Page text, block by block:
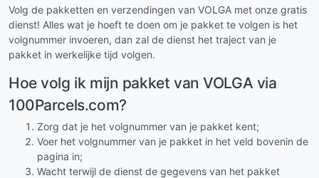
Volg de pakketten en verzendingen van VOLGA met onze gratis
dienst! Alles wat je hoeft te doen om je pakket te volgen is het
volgnummer invoeren, dan zal de dienst het traject van je
pakket in werkelijke tijd volgen.
Hoe volg ik mijn pakket van VOLGA via
100Parcels.com?
Zorg dat je het volgnummer van je pakket kent;
Voer het volgnummer van je pakket in het veld bovenin de
pagina in;
Wacht terwijl de dienst de gegevens van het pakket